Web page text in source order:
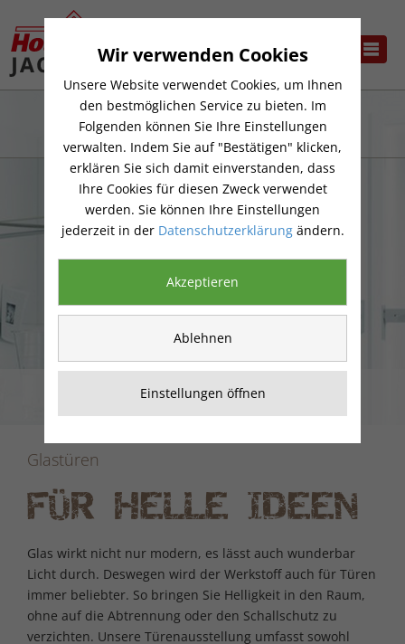
GLASTÜREN
Glastüren
FÜR HELLE IDEEN
Glas wirkt nicht nur modern, es lässt auch wunderbar
Licht durch. Deswegen wird der Werkstoff auch für Türen
immer beliebter. So bringen Sie Helligkeit in den Raum,
ohne auf die Abtrennung oder den Schallschutz zu
verzichten. Unsere Türenausstellung umfasst sowohl
Wir verwenden Cookies
Unsere Website verwendet Cookies, um Ihnen
den bestmöglichen Service zu bieten. Im
Folgenden können Sie Ihre Einstellungen
verwalten. Indem Sie auf "Bestätigen" klicken,
erklären Sie sich damit einverstanden, dass
Ihre Cookies für diesen Zweck verwendet
werden. Sie können Ihre Einstellungen
jederzeit in der Datenschutzerklärungändern.
Akzeptieren
Ablehnen
Einstellungen öffnen